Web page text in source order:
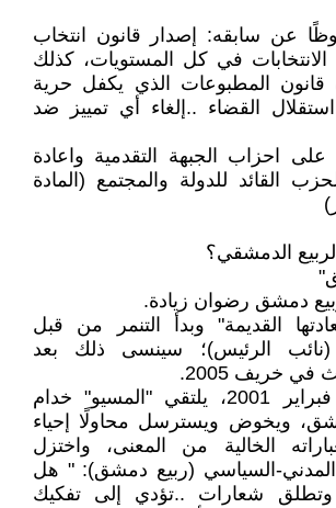
عن سابقه: إصدار قانون انتخاب
في كل المستويات، كذلك
قانون المطبوعات الذي يكفل حرية
القضاء ..إلغاء أي تمييز ضد
على احزاب الجبهة التقدمية واعادة
القائد للدولة والمجتمع (المادة
الدمشقي؟
دمشق رضوان زيادة.
القديمة" وبدأ التنمر من قبل
(نائب الرئيس)؛ سينسى ذلك بعد
خريف 2005.
في 19 شباط / فبراير 2001، يلتقي "المسيو" خدام
ويخوض ويسترسل محاولًا إحياء
الخالية من المعنى، واختزل
المدني-السياسي (ربيع دمشق): " هل
شعارات ..تؤدي إلى تفكيك